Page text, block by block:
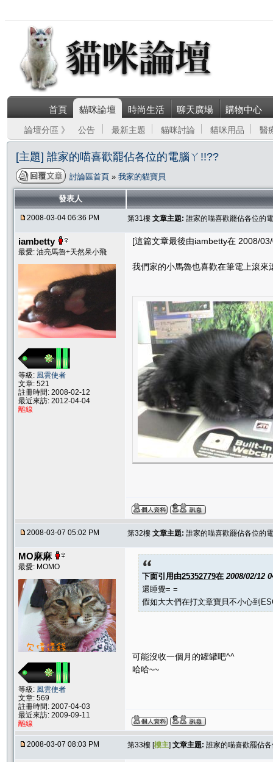
首頁 貓咪論壇 時尚生活 聊天廣場 購物中心
論壇分區 》 公告 最新主題 貓咪討論 貓咪用品 醫
[主題] 誰家的喵喜歡罷佔各位的電腦ㄚ!!??
討論區首頁 » 我家的貓寶貝
發表人
2008-03-04 06:36 PM 第31樓 文章主題: 誰家的喵喜歡罷佔各位的
iambetty
最愛: 油亮馬魯+天然呆小飛
等級: 風雲使者
文章: 521
註冊時間: 2008-02-12
最近來訪: 2012-04-04
離線
[這篇文章最後由iambetty在 2008/
我們家的小馬魯也喜歡在筆電上滾來
2008-03-07 05:02 PM 第32樓 文章主題: 誰家的喵喜歡罷佔各位的
MO麻麻
最愛: MOMO
等級: 風雲使者
文章: 569
註冊時間: 2007-04-03
最近來訪: 2009-09-11
離線
下面引用由25352779在 2008/02/12
還睡覺= =
假如大大們在打文章寶貝不小心到
可能沒收一個月的罐罐吧^^
哈哈~~
2008-03-07 08:03 PM 第33樓 [樓主] 文章主題: 誰家的喵喜歡罷佔